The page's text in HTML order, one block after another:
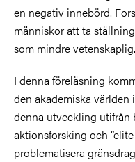
en negativ innebörd.
människor att ta
som mindre
I denna föreläsning
den akademiska världen
denna utveckling utifrån
aktionsforsking och
problematisera